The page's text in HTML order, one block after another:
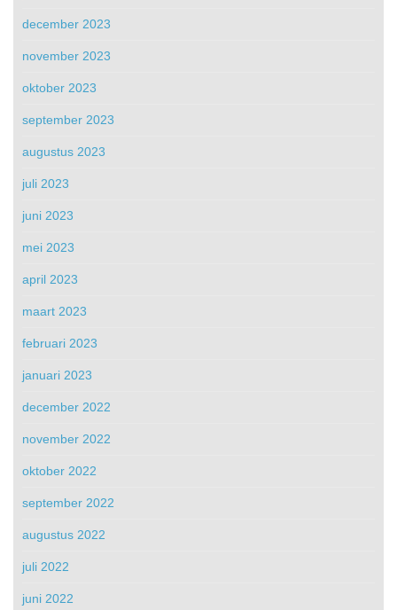
december 2023
november 2023
oktober 2023
september 2023
augustus 2023
juli 2023
juni 2023
mei 2023
april 2023
maart 2023
februari 2023
januari 2023
december 2022
november 2022
oktober 2022
september 2022
augustus 2022
juli 2022
juni 2022